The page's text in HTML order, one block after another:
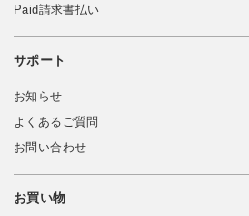
Paid請求書払い
サポート
お知らせ
よくあるご質問
お問い合わせ
お買い物